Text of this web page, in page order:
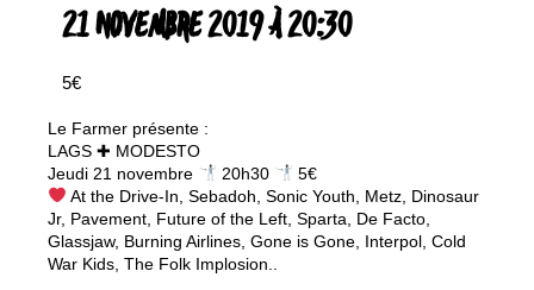
21 NOVEMBRE 2019 À 20:30
5€
Le Farmer présente :
LAGS ✚ MODESTO
Jeudi 21 novembre
20h30
5€
At the Drive-In, Sebadoh, Sonic Youth, Metz, Dinosaur
Jr, Pavement, Future of the Left, Sparta, De Facto,
Glassjaw, Burning Airlines, Gone is Gone, Interpol, Cold
War Kids, The Folk Implosion..